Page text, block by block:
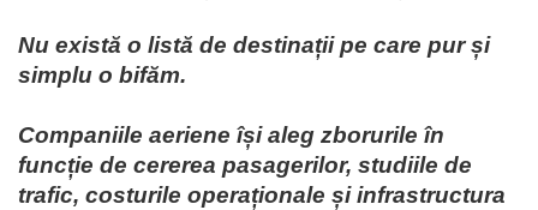
Nu există o listă de destinații pe care pur și
simplu o bifăm.
Companiile aeriene își aleg zborurile în
funcție de cererea pasagerilor, studiile de
trafic, costurile operaționale și infrastructura